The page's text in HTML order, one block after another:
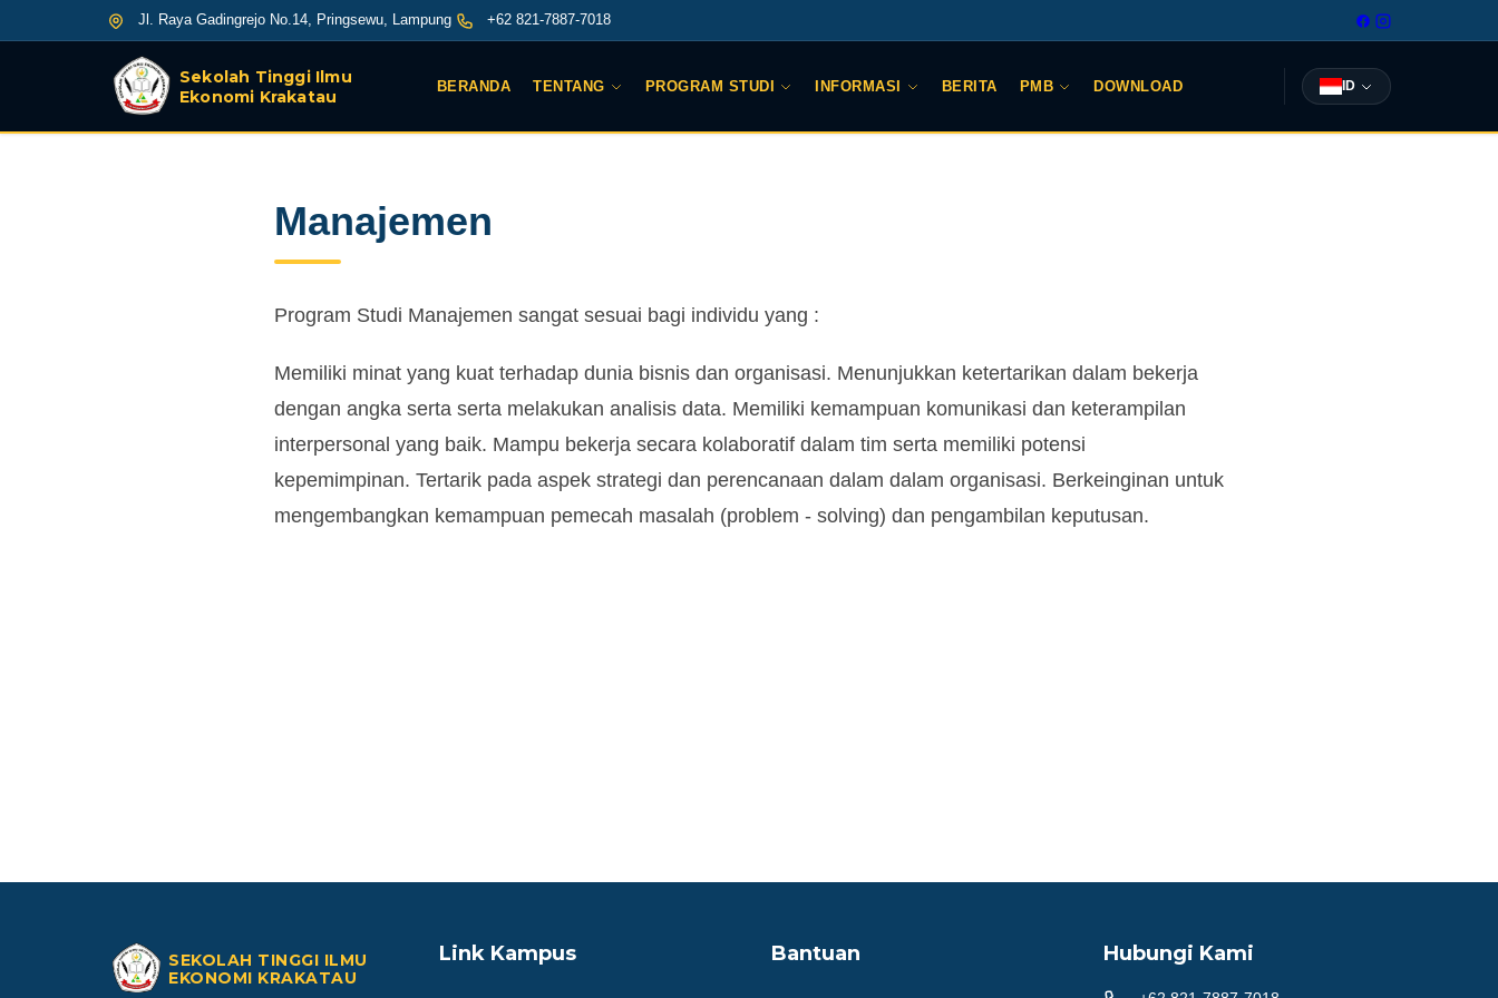
Jl. Raya Gadingrejo No.14, Pringsewu, Lampung +62 821-7887-7018
Sekolah Tinggi Ilmu
Ekonomi Krakatau
BERANDA TENTANG PROGRAM STUDI INFORMASI BERITA PMB DOWNLOAD ID
Manajemen
Program Studi Manajemen sangat sesuai bagi individu yang :
Memiliki minat yang kuat terhadap dunia bisnis dan organisasi. Menunjukkan ketertarikan dalam bekerja
dengan angka serta serta melakukan analisis data. Memiliki kemampuan komunikasi dan keterampilan
interpersonal yang baik. Mampu bekerja secara kolaboratif dalam tim serta memiliki potensi
kepemimpinan. Tertarik pada aspek strategi dan perencanaan dalam dalam organisasi. Berkeinginan untuk
mengembangkan kemampuan pemecah masalah (problem - solving) dan pengambilan keputusan.
SEKOLAH TINGGI ILMU
EKONOMI KRAKATAU
Link Kampus Bantuan Hubungi Kami